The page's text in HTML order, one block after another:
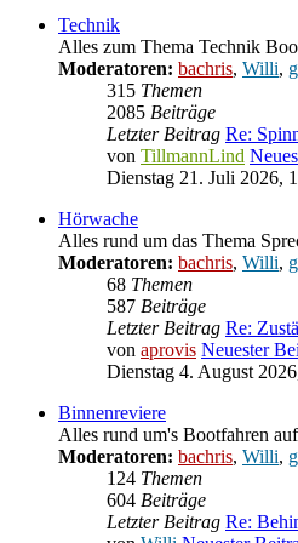
Technik
Alles zum Thema Technik
Moderatoren: bachris, Willi,
315 Themen
2085 Beiträge
Letzter Beitrag Re:
von TillmannLind
Dienstag 21. Juli 2026,
Hörwache
Alles rund um das Thema
Moderatoren: bachris, Willi,
68 Themen
587 Beiträge
Letzter Beitrag Re:
von aprovis Neuester
Dienstag 4. August
Binnenreviere
Alles rund um's Bootfahren
Moderatoren: bachris, Willi,
124 Themen
604 Beiträge
Letzter Beitrag Re: